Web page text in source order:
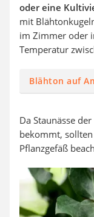
oder eine
mit
im Zimmer oder
Temperatur
Blähton auf
Da Staunässe
bekommt,
Pflanzgefäß